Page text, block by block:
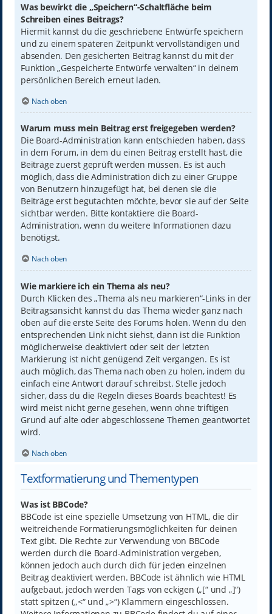
Was bewirkt die „Speichern“-Schaltfläche beim
Schreiben eines Beitrags?
Hiermit kannst du die geschriebene Entwürfe speichern
und zu einem späteren Zeitpunkt vervollständigen und
absenden. Den gesicherten Beitrag kannst du mit der
Funktion „Gespeicherte Entwürfe verwalten“ in deinem
persönlichen Bereich erneut laden.
Nach oben
Warum muss mein Beitrag erst freigegeben werden?
Die Board-Administration kann entschieden haben, dass
in dem Forum, in dem du einen Beitrag erstellt hast, die
Beiträge zuerst geprüft werden müssen. Es ist auch
möglich, dass die Administration dich zu einer Gruppe
von Benutzern hinzugefügt hat, bei denen sie die
Beiträge erst begutachten möchte, bevor sie auf der Seite
sichtbar werden. Bitte kontaktiere die Board-
Administration, wenn du weitere Informationen dazu
benötigst.
Nach oben
Wie markiere ich ein Thema als neu?
Durch Klicken des „Thema als neu markieren“-Links in der
Beitragsansicht kannst du das Thema wieder ganz nach
oben auf die erste Seite des Forums holen. Wenn du den
entsprechenden Link nicht siehst, dann ist die Funktion
möglicherweise deaktiviert oder seit der letzten
Markierung ist nicht genügend Zeit vergangen. Es ist
auch möglich, das Thema nach oben zu holen, indem du
einfach eine Antwort darauf schreibst. Stelle jedoch
sicher, dass du die Regeln dieses Boards beachtest! Es
wird meist nicht gerne gesehen, wenn ohne triftigen
Grund auf alte oder abgeschlossene Themen geantwortet
wird.
Nach oben
Textformatierung und Thementypen
Was ist BBCode?
BBCode ist eine spezielle Umsetzung von HTML, die dir
weitreichende Formatierungsmöglichkeiten für deinen
Text gibt. Die Rechte zur Verwendung von BBCode
werden durch die Board-Administration vergeben,
können jedoch auch durch dich für jeden einzelnen
Beitrag deaktiviert werden. BBCode ist ähnlich wie HTML
aufgebaut, jedoch werden Tags von eckigen („[“ und „]“)
statt spitzen („<“ und „>“) Klammern eingeschlossen.